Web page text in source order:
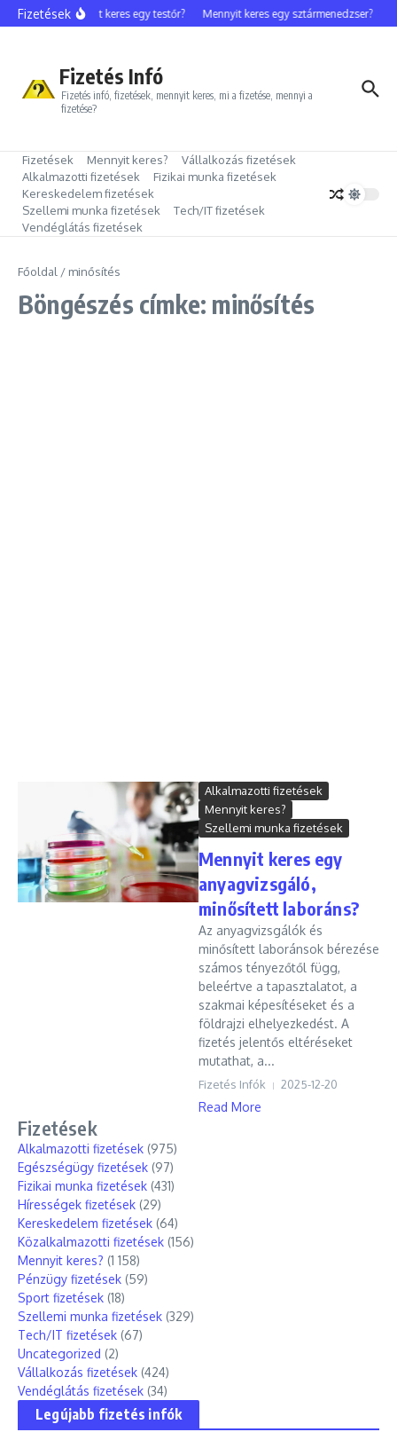
Ugrás a tartalomhoz
FizetésekMennyit keres egy testőr? Mennyit keres egy sztármenedzser?
Fizetés Infó
Fizetés infó, fizetések, mennyit keres, mi a fizetése, mennyi a
fizetése?
Fizetések Mennyit keres?
Vállalkozás fizetések
Alkalmazotti fizetések
Fizikai munka fizetések
Kereskedelem fizetések
Szellemi munka fizetések
Tech/IT fizetések
Vendéglátás fizetések
Főoldal / minősítés
Böngészés címke: minősítés
Alkalmazotti fizetések
Mennyit keres?
Szellemi munka fizetések
Mennyit keres egy
anyagvizsgáló,
minősített laboráns?
Az anyagvizsgálók és
minősített laboránsok bérezése
számos tényezőtől függ,
beleértve a tapasztalatot, a
szakmai képesítéseket és a
földrajzi elhelyezkedést. A
fizetés jelentős eltéréseket
mutathat, a...
Fizetés Infók 2025-12-20
Read More
Fizetések
Alkalmazotti fizetések (975)
Egészségügy fizetések (97)
Fizikai munka fizetések (431)
Hírességek fizetések (29)
Kereskedelem fizetések (64)
Közalkalmazotti fizetések (156)
Mennyit keres? (1 158)
Pénzügy fizetések (59)
Sport fizetések (18)
Szellemi munka fizetések (329)
Tech/IT fizetések (67)
Uncategorized (2)
Vállalkozás fizetések (424)
Vendéglátás fizetések (34)
Legújabb fizetés infók